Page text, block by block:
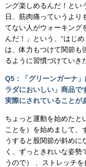
ング楽しめるんだ！とい
日、筋肉痛っていうより
てない人がウォーキング
んだ！」という、“はじ
は、体力もつけて関節も
るように習慣づけていき
Q5：「グリーンガーナ
ラダにおいしい」商品で
実際にされていることが
ちょっと運動を始めたと
ことを）を始めまして、
うすると股関節が斜めに
く、ずっときれいな姿勢
うので） 、ストレッチ